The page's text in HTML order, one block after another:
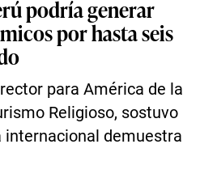
podría generar
por hasta seis
para América de la
Religioso, sostuvo
internacional demuestra